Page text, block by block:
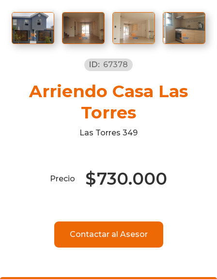
ID: 67378
Arriendo Casa Las
Torres
Las Torres 349
Precio $730.000
Contactar al Asesor